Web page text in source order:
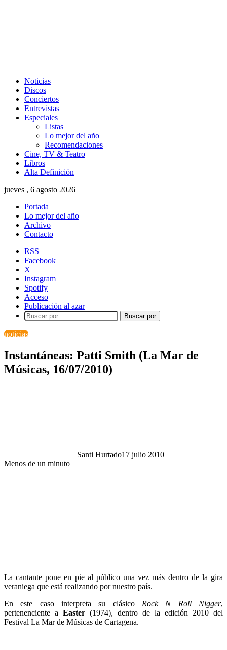
Noticias
Discos
Conciertos
Entrevistas
Especiales
Listas
Lo mejor del año
Recomendaciones
Cine, TV & Teatro
Libros
Alta Definición
jueves , 6 agosto 2026
Portada
Lo mejor del año
Archivo
Contacto
RSS
Facebook
X
Instagram
Spotify
Acceso
Publicación al azar
Buscar por
noticias
Instantáneas: Patti Smith (La Mar de
Músicas, 16/07/2010)
Santi Hurtado17 julio 2010
Menos de un minuto
La cantante pone en pie al público una vez más dentro de la gira
veraniega que está realizando por nuestro país.
En este caso interpreta su clásico Rock N Roll Nigger,
pertenenciente a Easter (1974), dentro de la edición 2010 del
Festival La Mar de Músicas de Cartagena.